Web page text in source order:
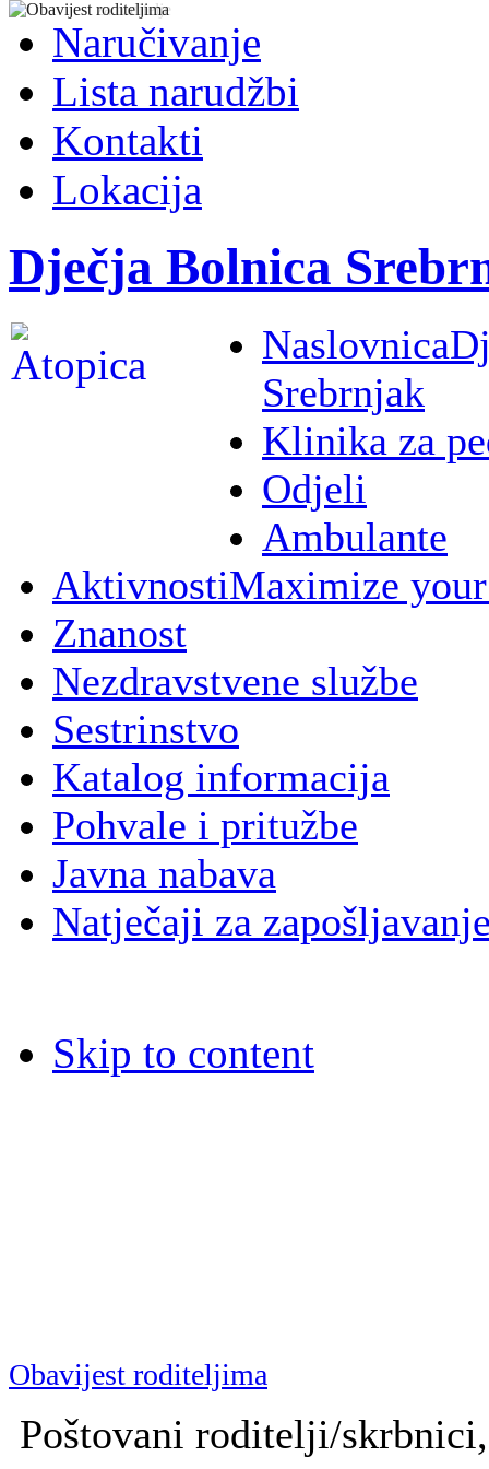
Naručivanje
Lista narudžbi
Kontakti
Lokacija
Dječja Bolnica
Naslovnica
Srebrnjak
Klinika za
Odjeli
Ambulante
AktivnostiMaximize
Znanost
Nezdravstvene službe
Sestrinstvo
Katalog informacija
Pohvale i pritužbe
Javna nabava
Natječaji za
Skip to content
Dječja bolnica Srebrnjak
Dječja bolnica Srebrnjak